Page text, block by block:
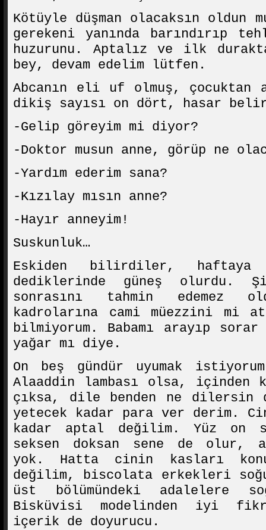
Kötüyle düşman olacaksın oldun
gerekeni yanında barındırıp
huzurunu. Aptalız ve ilk
bey, devam edelim lütfen.
Abcanın eli uf olmuş, çocuktan
dikiş sayısı on dört, hasar
-Gelip göreyim mi diyor?
-Doktor musun anne, görüp ne
-Yardım ederim sana?
-Kızılay mısın anne?
-Hayır anneyim!
Suskunluk…
Eskiden bilirdiler, haftaya
dediklerinde güneş olurdu.
sonrasını tahmin edemez
kadrolarına cami müezzini mi
bilmiyorum. Babamı arayıp sorar
yağar mı diye.
On beş gündür uyumak
Alaaddin lambası olsa, içinden
çıksa, dile benden ne dilersin
yetecek kadar para ver derim.
kadar aptal değilim. Yüz on
seksen doksan sene de olur,
yok. Hatta cinin kasları
değilim, biscolata erkekleri
üst bölümündeki adalelere
Bisküvisi modelinden iyi
içerik de doyurucu.